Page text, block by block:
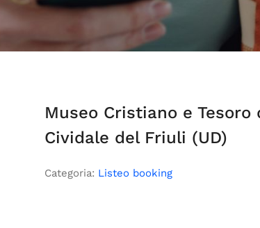
Museo Cristiano e Tesoro
Cividale del Friuli (UD)
Categoria: Listeo booking